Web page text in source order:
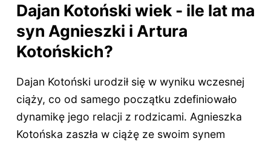
Dajan Kotoński wiek - ile lat ma
syn Agnieszki i Artura
Kotońskich?
Dajan Kotoński urodził się w wyniku wczesnej
ciąży, co od samego początku zdefiniowało
dynamikę jego relacji z rodzicami. Agnieszka
Kotońska zaszła w ciążę ze swoim synem